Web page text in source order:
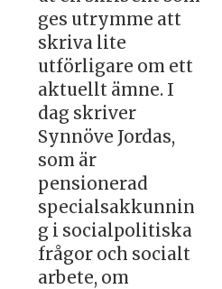
ges utrymme att
skriva lite
utförligare om ett
aktuellt ämne. I
dag skriver
Synnöve Jordas,
som är
pensionerad
specialsakkunnin
g i socialpolitiska
frågor och socialt
arbete, om